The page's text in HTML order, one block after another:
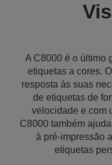
A C8000 é o último
etiquetas a cores.
resposta às suas
de etiquetas de
velocidade e com
C8000 também
à pré-impressão
etiquetas